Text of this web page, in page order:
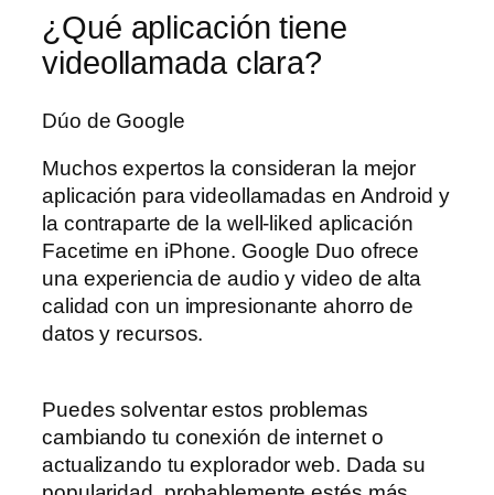
¿Qué aplicación tiene
videollamada clara?
Dúo de Google
Muchos expertos la consideran la mejor
aplicación para videollamadas en Android y
la contraparte de la well-liked aplicación
Facetime en iPhone. Google Duo ofrece
una experiencia de audio y video de alta
calidad con un impresionante ahorro de
datos y recursos.
Puedes solventar estos problemas
cambiando tu conexión de internet o
actualizando tu explorador web. Dada su